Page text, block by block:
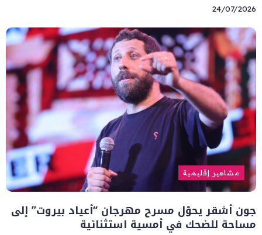
24/07/2026
مشاهير إقليمية
جون أشقر يحوّل مسرح مهرجان “أعياد بيروت” إلى
مساحة للضحك في أمسية استثنائية